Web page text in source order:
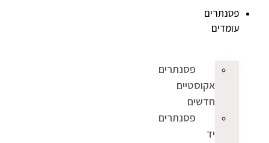
פסנתרים
עומדים
פסנתרים
אקוסטיים
חדשים
פסנתרים
יד